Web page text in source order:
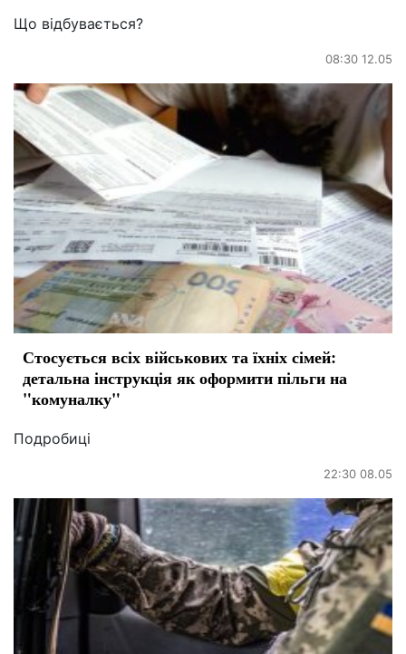
Що відбувається?
08:30 12.05
Стосується всіх військових та їхніх сімей:
детальна інструкція як оформити пільги на
"комуналку"
Подробиці
22:30 08.05